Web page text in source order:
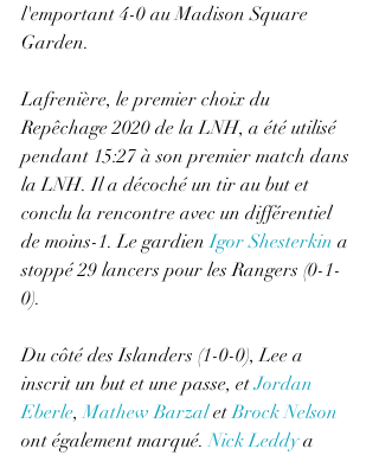
l'emportant 4-0 au Madison Square
Garden.
Lafrenière, le premier choix du
Repêchage 2020 de la LNH, a été utilisé
pendant 15:27 à son premier match dans
la LNH. Il a décoché un tir au but et
conclu la rencontre avec un différentiel
de moins-1. Le gardien Igor Shesterkin a
stoppé 29 lancers pour les Rangers (0-1-
0).
Du côté des Islanders (1-0-0), Lee a
inscrit un but et une passe, et Jordan
Eberle, Mathew Barzal et Brock Nelson
ont également marqué. Nick Leddy a